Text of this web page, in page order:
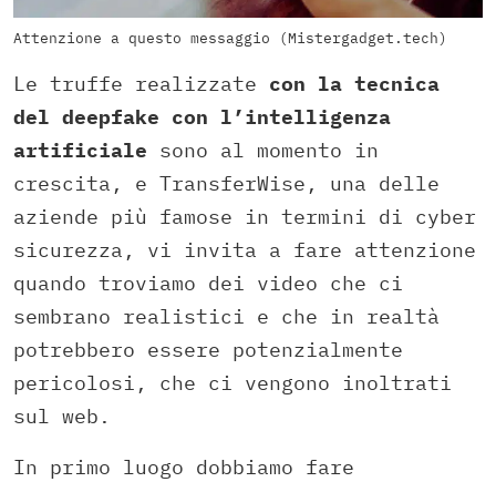
Attenzione a questo messaggio (Mistergadget.tech)
Le truffe realizzate con la tecnica
del deepfake con l’intelligenza
artificiale sono al momento in
crescita, e TransferWise, una delle
aziende più famose in termini di cyber
sicurezza, vi invita a fare attenzione
quando troviamo dei video che ci
sembrano realistici e che in realtà
potrebbero essere potenzialmente
pericolosi, che ci vengono inoltrati
sul web.
In primo luogo dobbiamo fare